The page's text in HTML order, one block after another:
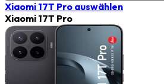
Xiaomi 17T Pro auswählen
Xiaomi 17T Pro